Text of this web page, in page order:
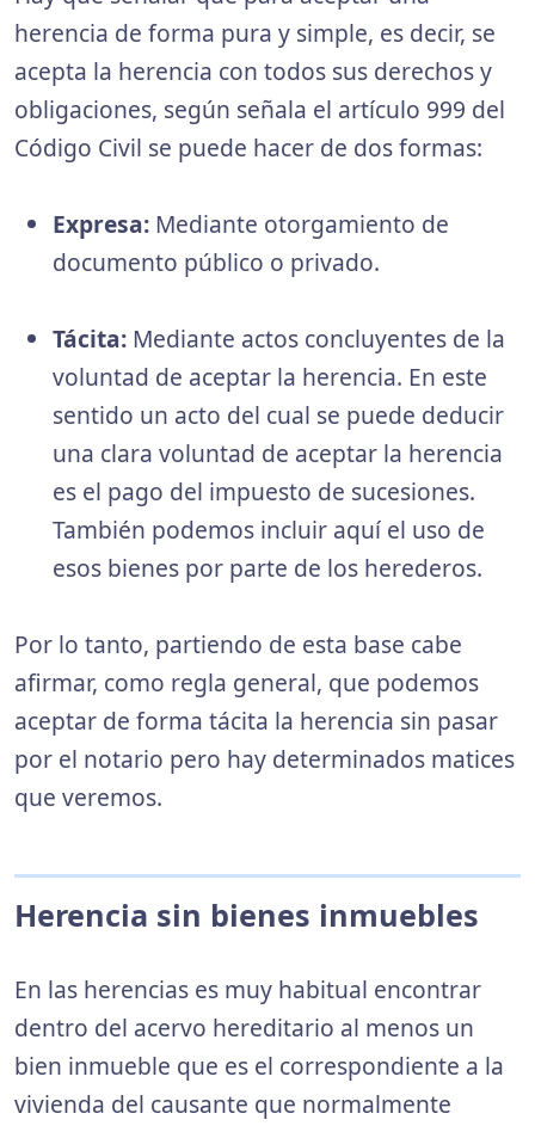
herencia de forma pura y simple, es decir, se
acepta la herencia con todos sus derechos y
obligaciones, según señala el artículo 999 del
Código Civil se puede hacer de dos formas:
Expresa: Mediante otorgamiento de
documento público o privado.
Tácita: Mediante actos concluyentes de la
voluntad de aceptar la herencia. En este
sentido un acto del cual se puede deducir
una clara voluntad de aceptar la herencia
es el pago del impuesto de sucesiones.
También podemos incluir aquí el uso de
esos bienes por parte de los herederos.
Por lo tanto, partiendo de esta base cabe
afirmar, como regla general, que podemos
aceptar de forma tácita la herencia sin pasar
por el notario pero hay determinados matices
que veremos.
Herencia sin bienes inmuebles
En las herencias es muy habitual encontrar
dentro del acervo hereditario al menos un
bien inmueble que es el correspondiente a la
vivienda del causante que normalmente